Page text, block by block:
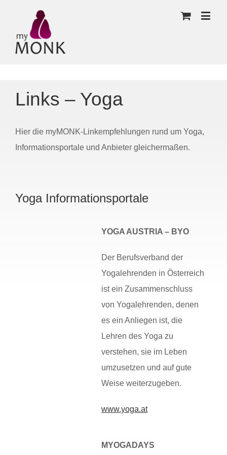
Links – Yoga
Hier die myMONK-Linkempfehlungen rund um Yoga,
Informationsportale und Anbieter gleichermaßen.
Yoga Informationsportale
YOGA AUSTRIA – BYO
Der Berufsverband der
Yogalehrenden in Österreich
ist ein Zusammenschluss
von Yogalehrenden, denen
es ein Anliegen ist, die
Lehren des Yoga zu
verstehen, sie im Leben
umzusetzen und auf gute
Weise weiterzugeben.
www.yoga.at
MYOGADAYS